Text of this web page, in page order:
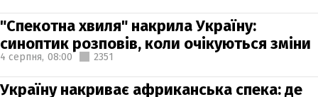
"Спекотна хвиля" накрила Україну:
синоптик розповів, коли очікуються зміни
4 серпня, 08:00 2351
Україну накриває африканська спека: де